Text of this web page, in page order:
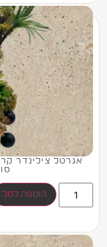
אגרטל צילינדר
הוספה לסל